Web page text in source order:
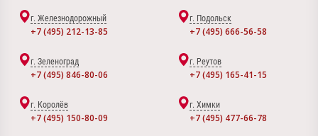
г. Железнодорожный
+7 (495) 212-13-85
г. Подольск
+7 (495) 666-56-58
г. Зеленоград
+7 (495) 846-80-06
г. Реутов
+7 (495) 165-41-15
г. Королёв
+7 (495) 150-80-09
г. Химки
+7 (495) 477-66-78